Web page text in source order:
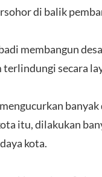
di balik
membangun
terlindungi secara
itu, dilakukan
kota.